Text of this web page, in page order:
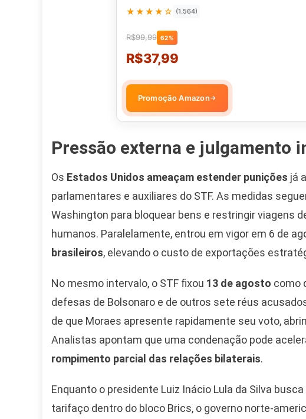
★★★★☆ (1.564)
R$99,99 62%
R$37,99
Promoção Amazon→
Pressão externa e julgamento
Os Estados Unidos ameaçam estender punições já
parlamentares e auxiliares do STF. As medidas
Washington para bloquear bens e restringir viagens
humanos. Paralelamente, entrou em vigor em 6 de
brasileiros, elevando o custo de exportações
No mesmo intervalo, o STF fixou 13 de agosto como
defesas de Bolsonaro e de outros sete réus
de que Moraes apresente rapidamente seu voto,
Analistas apontam que uma condenação pode
rompimento parcial das relações bilaterais.
Enquanto o presidente Luiz Inácio Lula da Silva
tarifaço dentro do bloco Brics, o governo norte-